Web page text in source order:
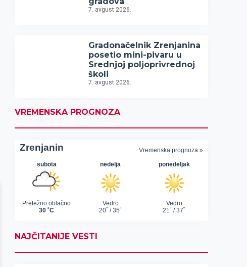
7. avgust 2026.
Gradonačelnik Zrenjanina
posetio mini-pivaru u
Srednjoj poljoprivrednoj
školi
7. avgust 2026.
VREMENSKA PROGNOZA
NAJČITANIJE VESTI